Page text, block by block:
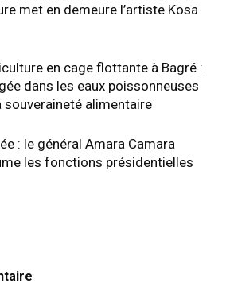
met en demeure l’artiste Kosa
en cage flottante à Bagré :
dans les eaux poissonneuses
souveraineté alimentaire
: le général Amara Camara
les fonctions présidentielles